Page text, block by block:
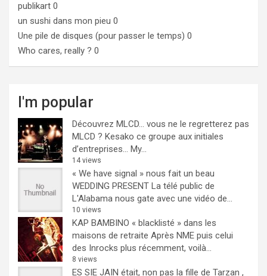
publikart 0
un sushi dans mon pieu 0
Une pile de disques (pour passer le temps) 0
Who cares, really ? 0
I'm popular
Découvrez MLCD… vous ne le regretterez pas
MLCD ? Kesako ce groupe aux initiales
d’entreprises… My...
14 views
« We have signal » nous fait un beau
WEDDING PRESENT La télé public de
L'Alabama nous gate avec une vidéo de...
10 views
KAP BAMBINO « blacklisté » dans les
maisons de retraite Après NME puis celui
des Inrocks plus récemment, voilà...
8 views
ES SIE JAIN était, non pas la fille de Tarzan ,